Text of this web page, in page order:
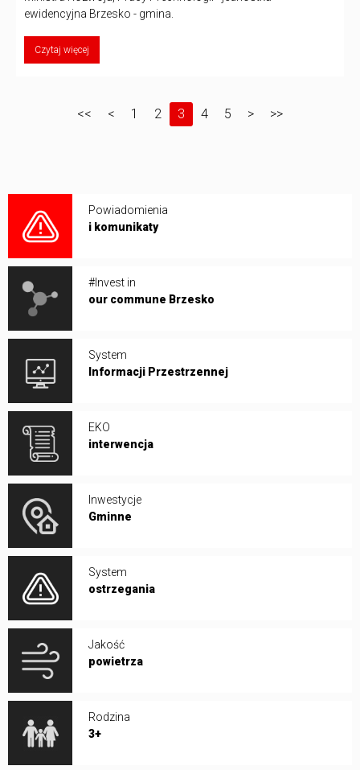
ewidencyjna Brzesko - gmina.
Czytaj więcej
<< < 1 2 3 4 5 > >>
Powiadomienia
i komunikaty
#Invest in
our commune Brzesko
System
Informacji Przestrzennej
EKO
interwencja
Inwestycje
Gminne
System
ostrzegania
Jakość
powietrza
Rodzina
3+